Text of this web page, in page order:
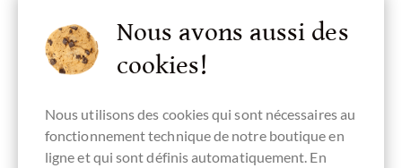
Büro & Kollegen
Nous avons aussi des
cookies!
Nous utilisons des cookies qui sont nécessaires au
fonctionnement technique de notre boutique en
ligne et qui sont définis automatiquement. En